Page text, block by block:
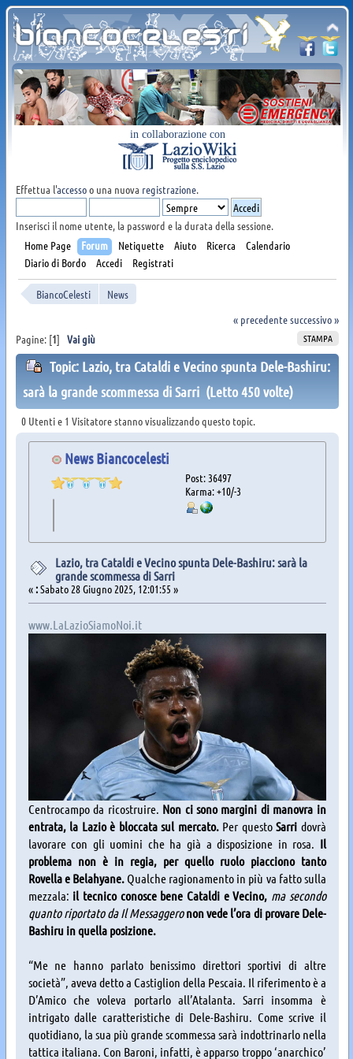
in collaborazione con
Effettua l'accessoo una nuova registrazione.
Inserisci il nome utente, la password e la durata della sessione.
Home Page
Forum Netiquette Aiuto Ricerca
Calendario
Diario di Bordo
Accedi Registrati
BiancoCelesti
News
« precedentesuccessivo »
STAMPA
Pagine: [1] Vai giù
Topic: Lazio, tra Cataldi e Vecino spunta Dele-Bashiru:
sarà la grande scommessa di Sarri (Letto 450 volte)
0 Utenti e 1 Visitatore stanno visualizzando questo topic.
News Biancocelesti
Post: 36497
Karma: +10/-3
Lazio, tra Cataldi e Vecino spunta Dele-Bashiru: sarà la
grande scommessa di Sarri
«:Sabato 28 Giugno 2025, 12:01:55 »
www.LaLazioSiamoNoi.it
Centrocampo da ricostruire. Non ci sono margini di manovra in
entrata, la Lazio è bloccata sul mercato.Per questoSarri dovrà
lavorare con gli uomini che ha già a disposizione in rosa. Il
problema non è in regia, per quello ruolo piacciono tanto
Rovella e Belahyane. Qualche ragionamento in più va fatto sulla
mezzala: il tecnico conosce bene Cataldi e Vecino, ma secondo
quanto riportato da Il Messaggeronon vede l’ora di provare Dele-
Bashiru in quella posizione.
“Me ne hanno parlato benissimo direttori sportivi di altre
società”, aveva detto a Castiglion della Pescaia. Il riferimento è a
D’Amico che voleva portarlo all’Atalanta. Sarri insomma è
intrigato dalle caratteristiche di Dele-Bashiru. Come scrive il
quotidiano, la sua più grande scommessa sarà indottrinarlo nella
tattica italiana. Con Baroni, infatti, è apparso troppo ‘anarchico’